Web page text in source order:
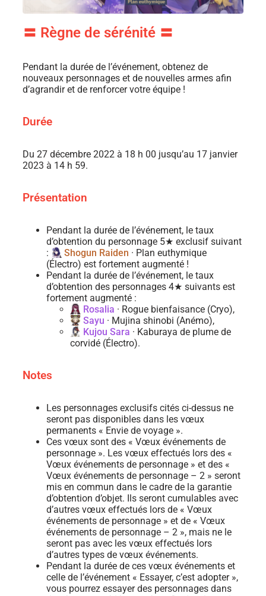
〓 Règne de sérénité 〓
Pendant la durée de l’événement, obtenez de
nouveaux personnages et de nouvelles armes afin
d’agrandir et de renforcer votre équipe !
Durée
Du 27 décembre 2022 à 18 h 00 jusqu’au 17 janvier
2023 à 14 h 59.
Présentation
Pendant la durée de l’événement, le taux
d’obtention du personnage 5★ exclusif suivant
:
Shogun Raiden · Plan euthymique
(Électro) est fortement augmenté !
Pendant la durée de l’événement, le taux
d’obtention des personnages 4★ suivants est
fortement augmenté :
Rosalia · Rogue bienfaisance (Cryo),
Sayu · Mujina shinobi (Anémo),
Kujou Sara · Kaburaya de plume de
corvidé (Électro).
Notes
Les personnages exclusifs cités ci-dessus ne
seront pas disponibles dans les vœux
permanents « Envie de voyage ».
Ces vœux sont des « Vœux événements de
personnage ». Les vœux effectués lors des «
Vœux événements de personnage » et des «
Vœux événements de personnage – 2 » seront
mis en commun dans le cadre de la garantie
d’obtention d’objet. Ils seront cumulables avec
d’autres vœux effectués lors de « Vœux
événements de personnage » et de « Vœux
événements de personnage – 2 », mais ne le
seront pas avec les vœux effectués lors
d’autres types de vœux événements.
Pendant la durée de ces vœux événements et
celle de l’événement « Essayer, c’est adopter »,
vous pourrez essayer des personnages dans